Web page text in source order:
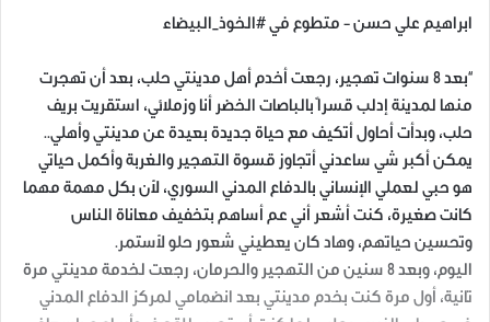
ابراهيم علي حسن – متطوع في #الخوذ_البيضاء
“بعد 8 سنوات تهجير، رجعت أخدم أهل مدينتي حلب، بعد أن تهجرت
منها لمدينة إدلب قسراً بالباصات الخضر أنا وزملائي، استقريت بريف
حلب، وبدأت أحاول أتكيف مع حياة جديدة بعيدة عن مدينتي وأهلي..
يمكن أكبر شي ساعدني أتجاوز قسوة التهجير والغربة وأكمل حياتي
هو حبي لعملي الإنساني بالدفاع المدني السوري، لأن بكل مهمة مهما
كانت صغيرة، كنت أشعر أني عم أساهم بتخفيف معاناة الناس
وتحسين حياتهم، وهاد كان يعطيني شعور حلو لأستمر.
اليوم، وبعد 8 سنين من التهجير والحرمان، رجعت لخدمة مدينتي مرة
تانية، أول مرة كنت بخدم مدينتي بعد انضمامي لمركز الدفاع المدني